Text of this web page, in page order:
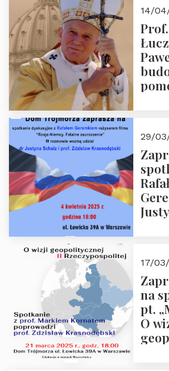
14/
29/
17/
na
pt.
O